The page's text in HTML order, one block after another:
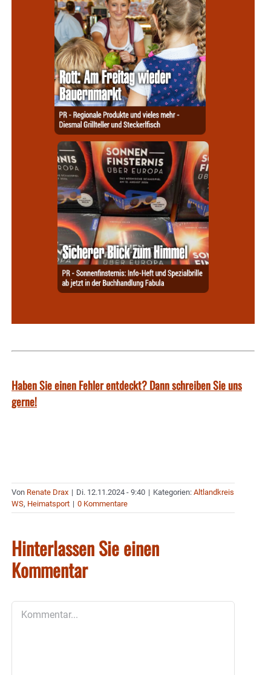
Haben Sie einen Fehler entdeckt? Dann schreiben Sie uns
gerne!
Von Renate Drax | Di. 12.11.2024 - 9:40 | Kategorien: Altlandkreis
WS, Heimatsport | 0 Kommentare
Hinterlassen Sie einen
Kommentar